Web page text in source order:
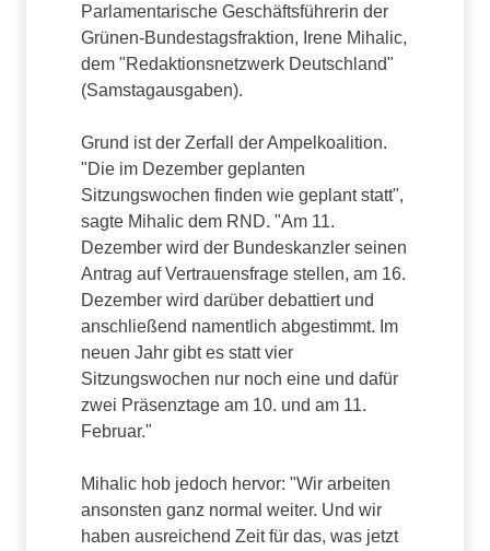
Parlamentarische Geschäftsführerin der
Grünen-Bundestagsfraktion, Irene Mihalic,
dem "Redaktionsnetzwerk Deutschland"
(Samstagausgaben).
Grund ist der Zerfall der Ampelkoalition.
"Die im Dezember geplanten
Sitzungswochen finden wie geplant statt",
sagte Mihalic dem RND. "Am 11.
Dezember wird der Bundeskanzler seinen
Antrag auf Vertrauensfrage stellen, am 16.
Dezember wird darüber debattiert und
anschließend namentlich abgestimmt. Im
neuen Jahr gibt es statt vier
Sitzungswochen nur noch eine und dafür
zwei Präsenztage am 10. und am 11.
Februar."
Mihalic hob jedoch hervor: "Wir arbeiten
ansonsten ganz normal weiter. Und wir
haben ausreichend Zeit für das, was jetzt